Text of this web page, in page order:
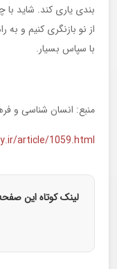
بندی یاری کند. شاید با
از نو بازنگری کنیم و
با سپاس بسیار.
منبع: انسان شناسی و
article/1059.html
لینک کوتاه این